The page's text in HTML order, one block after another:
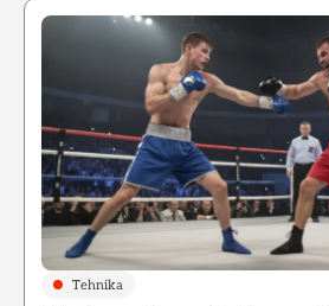
Tehnika